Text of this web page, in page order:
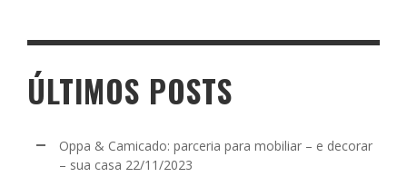
ÚLTIMOS POSTS
Oppa & Camicado: parceria para mobiliar – e decorar
– sua casa 22/11/2023